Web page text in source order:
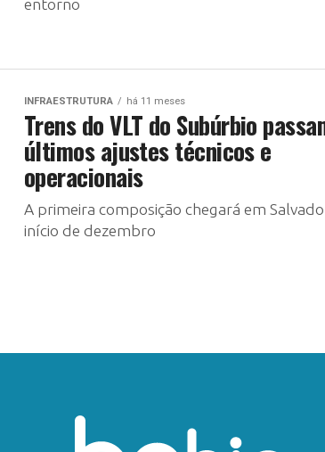
entorno
INFRAESTRUTURA há 11 meses
Trens do VLT do Subúrbio
últimos ajustes técnicos e
operacionais
A primeira composição chegará em
início de dezembro